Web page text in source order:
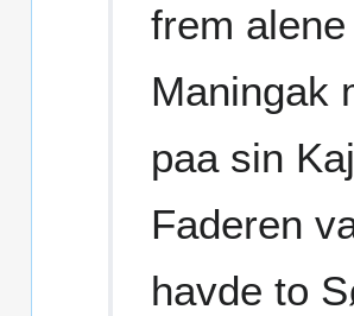
frem
Maningak
paa sin
Faderen
havde to